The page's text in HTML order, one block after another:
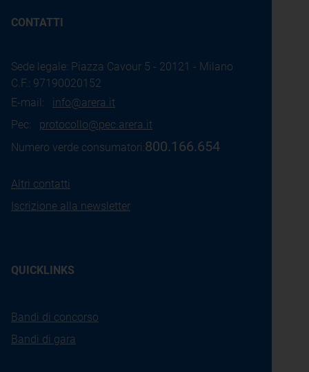
CONTATTI
Sede legale: Piazza Cavour 5 - 20121 - Milano
C.F.: 97190020152
E-mail: info@arera.it
Pec: protocollo@pec.arera.it
Numero verde consumatori:800.166.654
Altri contatti
Iscrizione alla newsletter
QUICKLINKS
Bandi di concorso
Bandi di gara